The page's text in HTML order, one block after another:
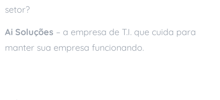
setor?
Ai Soluções – a empresa de T.I. que cuida para
manter sua empresa funcionando.